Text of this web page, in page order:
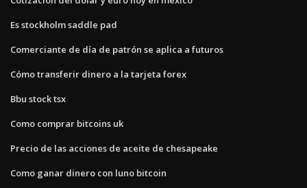
Es stockholm saddle pad
Comerciante de día de patrón se aplica a futuros
Cómo transferir dinero a la tarjeta forex
Bbu stock tsx
Como comprar bitcoins uk
Precio de las acciones de aceite de chesapeake
Como ganar dinero con luno bitcoin